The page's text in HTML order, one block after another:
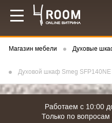
Магазин мебели Духовые
Духовой шкаф Smeg SFP140NE
Работаем с 10:00
Только по